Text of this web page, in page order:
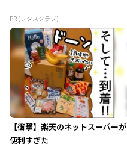
PR (レタスクラブ)
【衝撃】楽天のネットスーパーが
便利すぎた